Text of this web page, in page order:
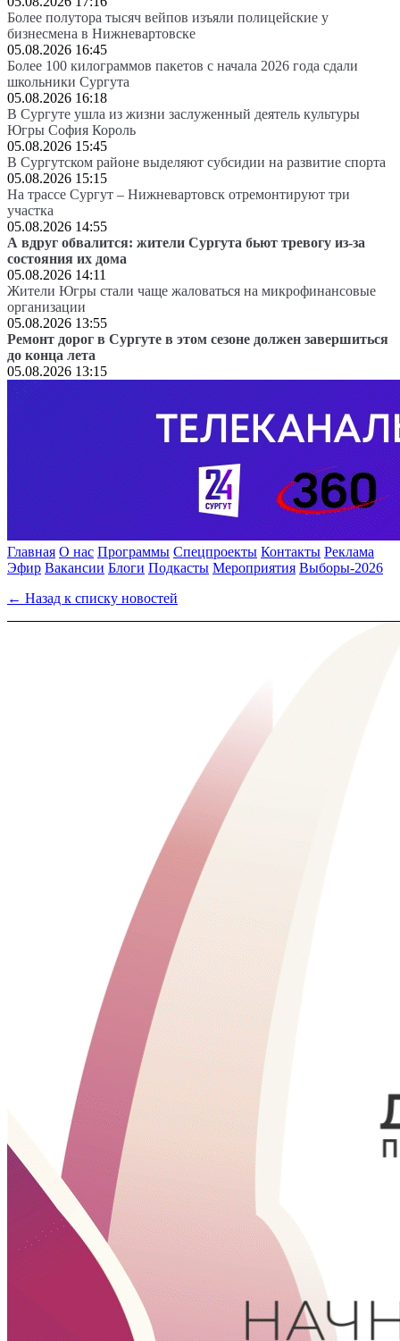
Более полутора тысяч вейпов изъяли полицейские у
бизнесмена в Нижневартовске
05.08.2026 16:45
Более 100 килограммов пакетов с начала 2026 года сдали
школьники Сургута
05.08.2026 16:18
В Сургуте ушла из жизни заслуженный деятель культуры
Югры София Король
05.08.2026 15:45
В Сургутском районе выделяют субсидии на развитие спорта
05.08.2026 15:15
На трассе Сургут – Нижневартовск отремонтируют три
участка
05.08.2026 14:55
А вдруг обвалится: жители Сургута бьют тревогу из-за
состояния их дома
05.08.2026 14:11
Жители Югры стали чаще жаловаться на микрофинансовые
организации
05.08.2026 13:55
Ремонт дорог в Сургуте в этом сезоне должен завершиться
до конца лета
05.08.2026 13:15
Главная О нас Программы Спецпроекты Контакты Реклама
Эфир Вакансии Блоги Подкасты Мероприятия Выборы-2026
← Назад к списку новостей